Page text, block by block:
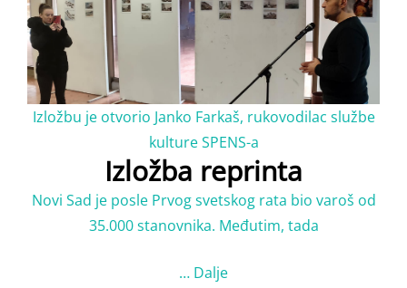
Izložbu je otvorio Janko Farkaš, rukovodilac službe
kulture SPENS-a
Izložba reprinta
Novi Sad je posle Prvog svetskog rata bio varoš od
35.000 stanovnika. Međutim, tada
… Dalje